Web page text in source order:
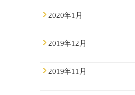
2020年1月
2019年12月
2019年11月